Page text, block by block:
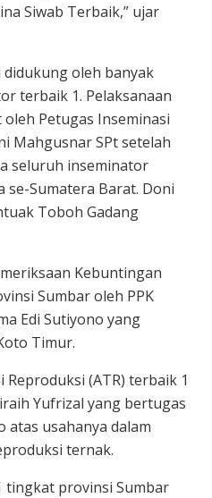
Siwab Terbaik,” ujar
oleh banyak
terbaik 1. Pelaksanaan
Petugas Inseminasi
Mahgusnar SPt setelah
seluruh inseminator
Sumatera Barat. Doni
Toboh Gadang
Kebuntingan
Sumbar oleh PPK
Edi Sutiyono yang
Timur.
(ATR) terbaik 1
Yufrizal yang bertugas
atas usahanya dalam
ternak.
tingkat provinsi Sumbar